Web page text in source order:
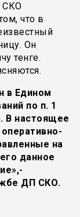
СКО
что в
Он
тенге.
в Едином
по п. 1
В настоящее
на
данное
ДП СКО.